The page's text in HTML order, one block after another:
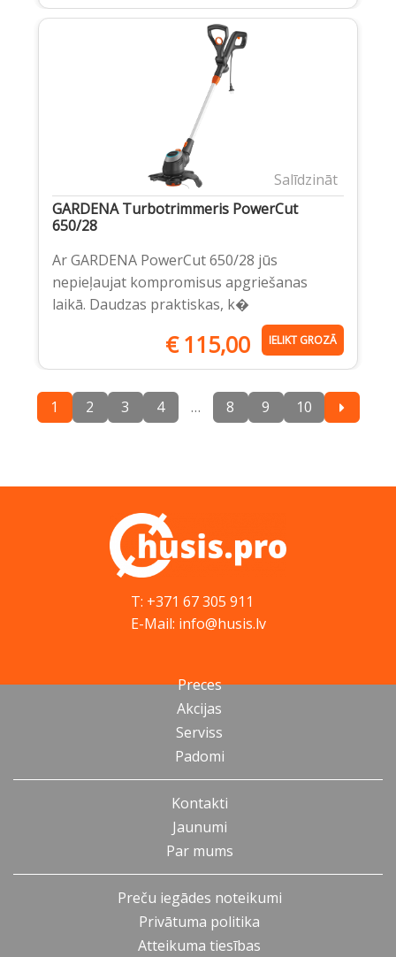
Salīdzināt
GARDENA Turbotrimmeris PowerCut
650/28
Ar GARDENA PowerCut 650/28 jūs
nepieļaujat kompromisus apgriešanas
laikā. Daudzas praktiskas, k�
€115,00 IELIKT GROZĀ
1 2 3 4 … 8 9 10
T: +371 67 305 911
E-Mail: info@husis.lv
Preces
Akcijas
Serviss
Padomi
Kontakti
Jaunumi
Par mums
Preču iegādes noteikumi
Privātuma politika
Atteikuma tiesības